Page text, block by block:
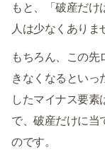
もと、「破産だけ
人は少なくありま
もちろん、この先
きなくなるといっ
したマイナス要素
で、破産だけに当
のです。